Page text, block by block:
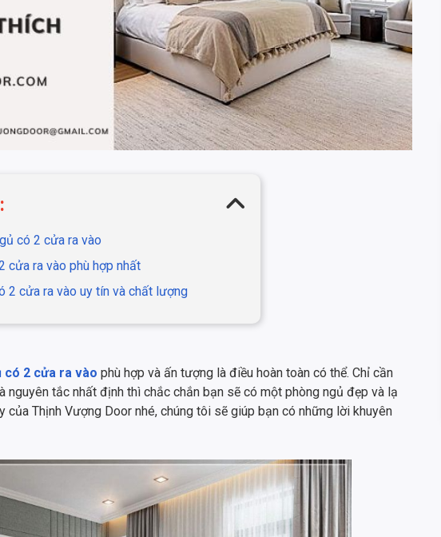
có 2 cửa ra vào
cửa ra vào phù hợp nhất
2 cửa ra vào uy tín và chất lượng
có 2 cửa ra vào phù hợp và ấn tượng là điều hoàn toàn có thể. Chỉ cần
nguyên tắc nhất định thì chắc chắn bạn sẽ có một phòng ngủ đẹp và lạ
Thịnh Vượng Door nhé, chúng tôi sẽ giúp bạn có những lời khuyên